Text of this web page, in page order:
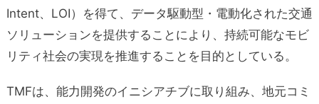
Intent、LOI）を得て、データ駆動型・電動化された交通
ソリューションを提供することにより、持続可能なモビ
リティ社会の実現を推進することを目的としている。
TMFは、能力開発のイニシアチブに取り組み、地元コミ